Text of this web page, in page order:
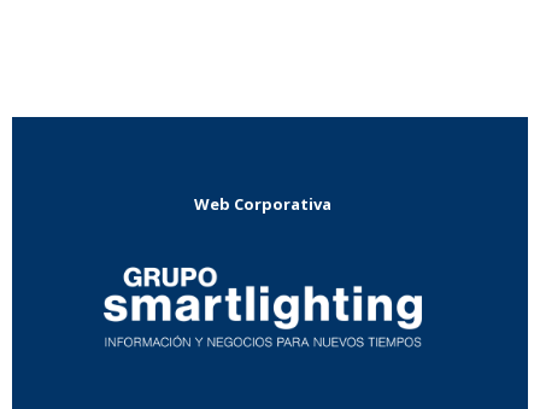
Web Corporativa